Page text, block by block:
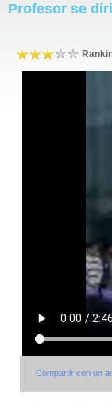
Profesor se
Compartir con un